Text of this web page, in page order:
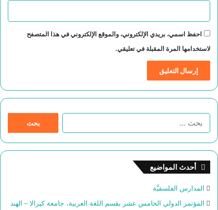
احفظ اسمي، بريدي الإلكتروني، والموقع الإلكتروني في هذا المتصفح
لاستخدامها المرة المقبلة في تعليقي.
ح
أحدث المواضيع
المدارس الفلسفيَّة
المؤتمر الدولي الخامس عشر بقسم اللغة العربية، جامعة كيرالا – الهند